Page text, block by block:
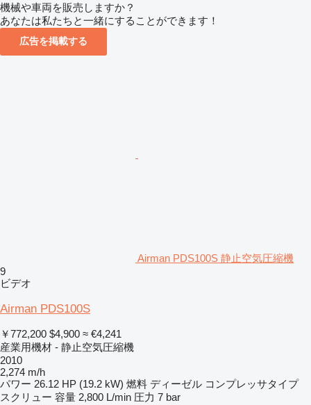
機械や車両を販売しますか？
あなたは私たちと一緒にすることができます！
広告を掲載する
Airman PDS100S 静止空気圧縮機
9
ビデオ
Airman PDS100S
￥772,200 $4,900 ≈ €4,241
産業用機材 - 静止空気圧縮機
2010
2,274 m/h
パワー 26.12 HP (19.2 kW) 燃料 ディーゼル コンプレッサタイプ
スクリュー 容量 2,800 L/min 圧力 7 bar